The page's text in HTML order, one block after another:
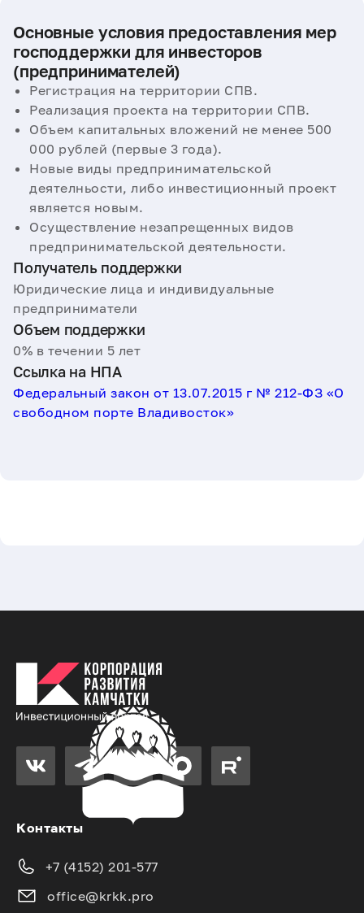
Основные условия предоставления мер
господдержки для инвесторов
(предпринимателей)
Регистрация на территории СПВ.
Реализация проекта на территории СПВ.
Объем капитальных вложений не менее 500
000 рублей (первые 3 года).
Новые виды предпринимательской
деятелньости, либо инвестиционный проект
является новым.
Осуществление незапрещенных видов
предпринимательской деятельности.
Получатель поддержки
Юридические лица и индивидуальные
предприниматели
Объем поддержки
0% в течении 5 лет
Ссылка на НПА
Федеральный закон от 13.07.2015 г № 212-ФЗ «О
свободном порте Владивосток»
Контакты
+7 (4152) 201-577
office@krkk.pro